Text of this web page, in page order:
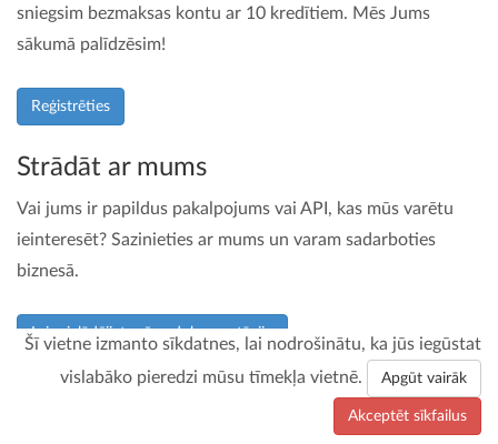
sniegsim bezmaksas kontu ar 10 kredītiem. Mēs Jums
sākumā palīdzēsim!
Reģistrēties
Strādāt ar mums
Vai jums ir papildus pakalpojums vai API, kas mūs varētu
ieinteresēt? Sazinieties ar mums un varam sadarboties
biznesā.
Lejupielādējiet mūsu dokumentāciju
Infinite Loop Development Ltd
Šī vietne izmanto sīkdatnes, lai nodrošinātu, ka jūs iegūstat
vislabāko pieredzi mūsu tīmekļa vietnē.
Apgūt vairāk
Akceptēt sīkfailus